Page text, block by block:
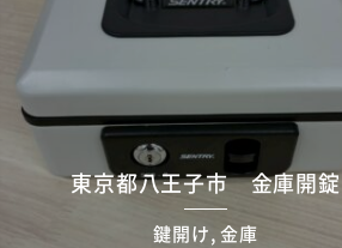
東京都八王子市 金庫開錠
鍵開け, 金庫